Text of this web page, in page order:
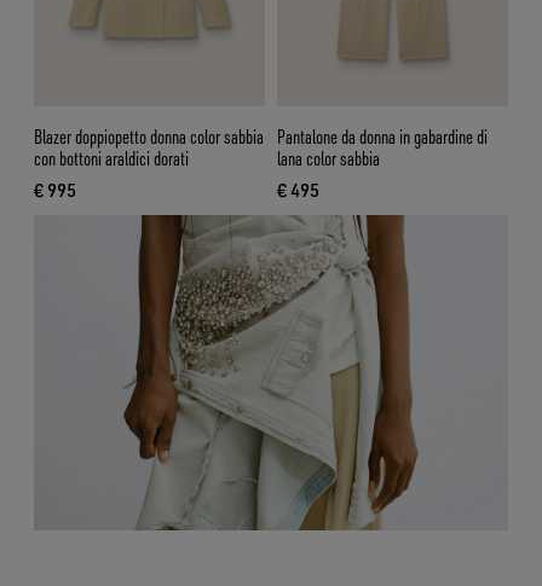
Blazer doppiopetto donna color sabbia
con bottoni araldici dorati
€ 995
prezzo attuale € 995
Pantalone da donna in gabardine di
lana color sabbia
€ 495
prezzo attuale € 495